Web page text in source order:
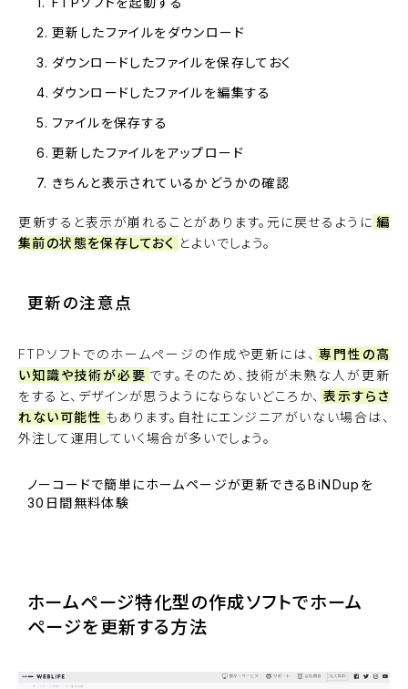
更新したファイルをダウンロード
ダウンロードしたファイルを保存しておく
ダウンロードしたファイルを編集する
ファイルを保存する
更新したファイルをアップロード
きちんと表示されているかどうかの確認
更新すると表示が崩れることがあります。元に戻せるように 編
集前の状態を保存しておく とよいでしょう。
更新の注意点
FTPソフトでのホームページの作成や更新には、 専門性の高
い知識や技術が必要 です。そのため、技術が未熟な人が更新
をすると、デザインが思うようにならないどころか、 表示すらさ
れない可能性 もあります。自社にエンジニアがいない場合は、
外注して運用していく場合が多いでしょう。
ノーコードで簡単にホームページが更新できるBiNDupを
30日間無料体験
ホームページ特化型の作成ソフトでホーム
ページを更新する方法